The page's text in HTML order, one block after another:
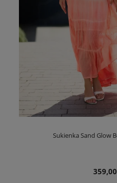
Sukienka Sand Glow
359,00